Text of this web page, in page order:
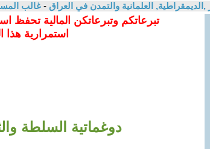
,الديمقراطية, العلمانية والتمدن في العراق - غالب
تبرعاتكم وتبرعاتكن المالية تحفظ
استمرارية هذا
دوغماتية السلطة